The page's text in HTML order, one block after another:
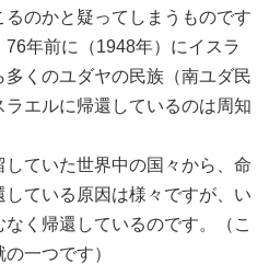
のかと疑ってしまうものです
年前に（1948年）にイスラ
くのユダヤの民族（南ユダ民
エルに帰還しているのは周知
ていた世界中の国々から、命
ている原因は様々ですが、い
く帰還しているのです。（こ
一つです）